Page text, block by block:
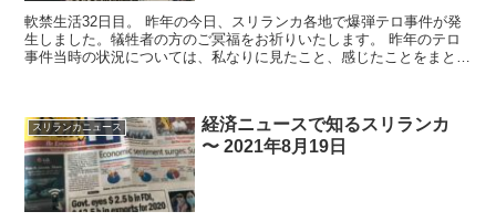
軟禁生活32日目。 昨年の今日、スリランカ各地で爆弾テロ事件が発
生しました。犠牲者の方のご冥福をお祈りいたします。 昨年のテロ
事件当時の状況については、私なりに見たこと、感じたことをまとめ
スリランカニュース
経済ニュースで知るスリランカ
〜 2021年8月19日